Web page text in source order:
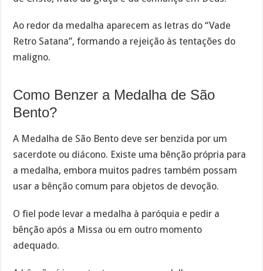
Ao redor da medalha aparecem as letras do “Vade
Retro Satana”, formando a rejeição às tentações do
maligno.
Como Benzer a Medalha de São
Bento?
A Medalha de São Bento deve ser benzida por um
sacerdote ou diácono. Existe uma bênção própria para
a medalha, embora muitos padres também possam
usar a bênção comum para objetos de devoção.
O fiel pode levar a medalha à paróquia e pedir a
bênção após a Missa ou em outro momento
adequado.